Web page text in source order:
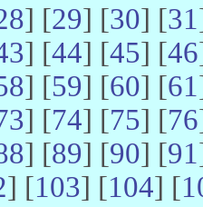
] [29] [30] [31
] [44] [45] [46
] [59] [60] [61
] [74] [75] [76
] [89] [90] [91
] [103] [104] [